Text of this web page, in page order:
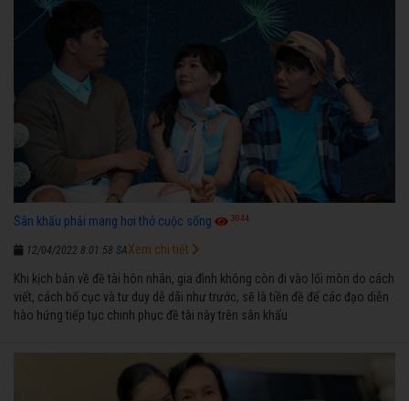
Sân khấu phải mang hơi thở cuộc sống 3044
12/04/2022 8:01:58 SA
Khi kịch bản về đề tài hôn nhân, gia đình không còn đi vào lối mòn do cách
viết, cách bố cục và tư duy dễ dãi như trước, sẽ là tiền đề để các đạo diễn
hào hứng tiếp tục chinh phục đề tài này trên sân khấu
Xem chi tiết